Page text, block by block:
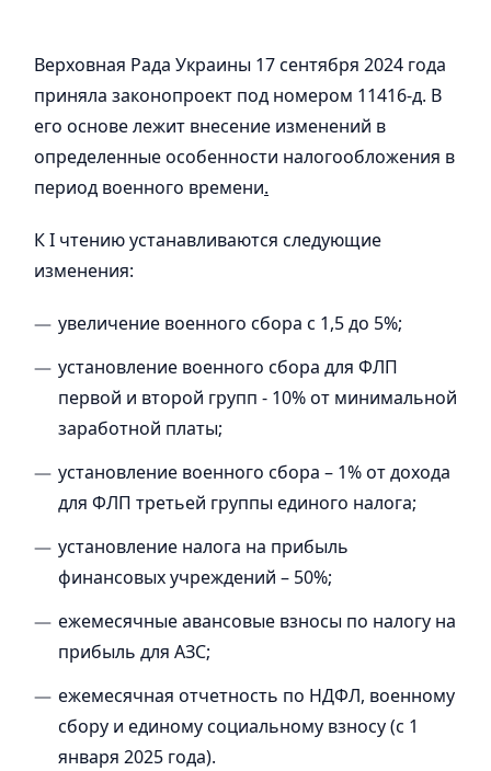
Верховная Рада Украины 17 сентября 2024 года
приняла законопроект под номером 11416-д. В
его основе лежит внесение изменений в
определенные особенности налогообложения в
период военного времени.
К І чтению устанавливаются следующие
изменения:
увеличение военного сбора с 1,5 до 5%;
⁠установление военного сбора для ФЛП
первой и второй групп - 10% от минимальной
заработной платы;
установление военного сбора – 1% от дохода
для ФЛП третьей группы единого налога;
установление налога на прибыль
финансовых учреждений – 50%;
ежемесячные авансовые взносы по налогу на
прибыль для АЗС;
ежемесячная отчетность по НДФЛ, военному
сбору и единому социальному взносу (с 1
января 2025 года).